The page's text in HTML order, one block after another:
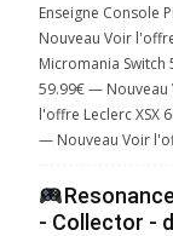
Enseigne Console
Nouveau Voir
Micromania
59.99€ — Nouveau
l'offre Leclerc XSX
— Nouveau Voir
- Collector -